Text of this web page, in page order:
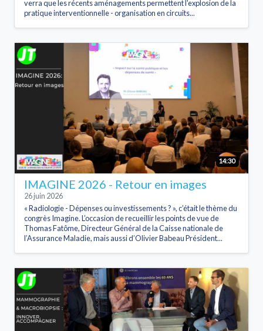
verra que les récents aménagements permettent l'explosion de la
pratique interventionnelle - organisation en circuits...
14:30
IMAGINE 2026 - Retour en images
26 juin 2026
« Radiologie - Dépenses ou investissements ? », c’était le thème du
congrès Imagine. L’occasion de recueillir les points de vue de
Thomas Fatôme, Directeur Général de la Caisse nationale de
l’Assurance Maladie, mais aussi d’Olivier Babeau Président...